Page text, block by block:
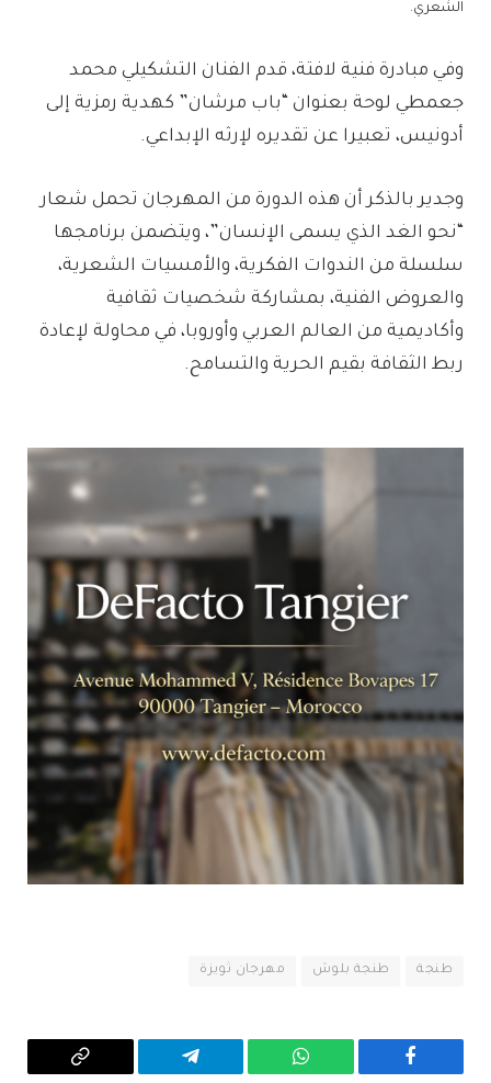
الشعري.
وفي مبادرة فنية لافتة، قدم الفنان التشكيلي محمد
جعمطي لوحة بعنوان “باب مرشان” كهدية رمزية إلى
أدونيس، تعبيرا عن تقديره لإرثه الإبداعي.
وجدير بالذكر أن هذه الدورة من المهرجان تحمل شعار
“نحو الغد الذي يسمى الإنسان”، ويتضمن برنامجها
سلسلة من الندوات الفكرية، والأمسيات الشعرية،
والعروض الفنية، بمشاركة شخصيات ثقافية
وأكاديمية من العالم العربي وأوروبا، في محاولة لإعادة
ربط الثقافة بقيم الحرية والتسامح.
طنجة طنجة بلوش مهرجان ثويزة
فيسبوك واتساب تيلقرام Copy